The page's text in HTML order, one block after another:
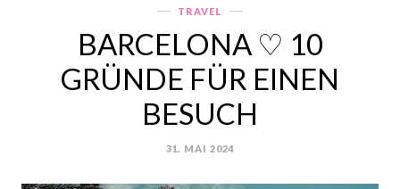
GUIDE“
Categories
TRAVEL
BARCELONA ♡ 10
GRÜNDE FÜR EINEN
BESUCH
POSTED
31. MAI 2024